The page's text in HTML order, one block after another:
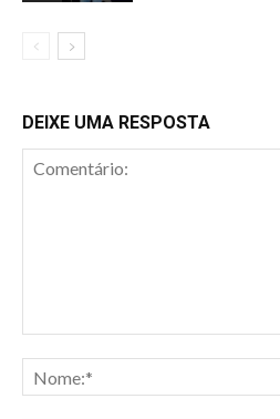
DEIXE UMA RESPOSTA